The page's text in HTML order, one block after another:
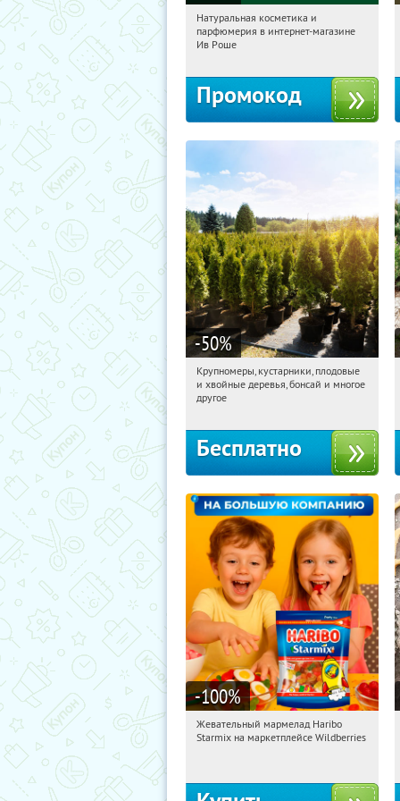
10:38:53 Получили:
Россия
Натуральная косметика и
парфюмерия в интернет-магазине
Ив Роше
Промокод
-50%
10:38:53 Получили:28
Москва, Рябиновая улица, 17
Крупномеры, кустарники, плодовые
и хвойные деревья, бонсай и многое
другое
Бесплатно
-100%
10:38:53 Получили:
Жевательный мармелад Haribo
Starmix на маркетплейсе Wildberries